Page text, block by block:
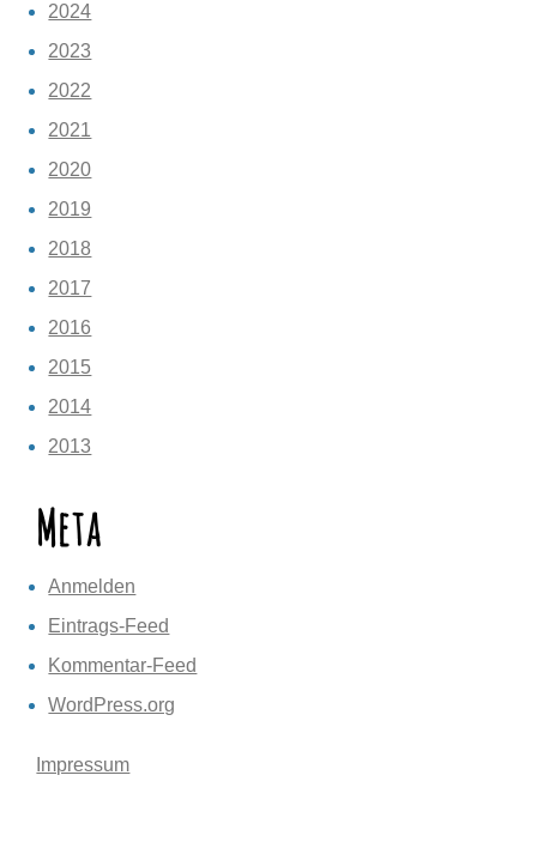
2024
2023
2022
2021
2020
2019
2018
2017
2016
2015
2014
2013
Meta
Anmelden
Eintrags-Feed
Kommentar-Feed
WordPress.org
Impressum